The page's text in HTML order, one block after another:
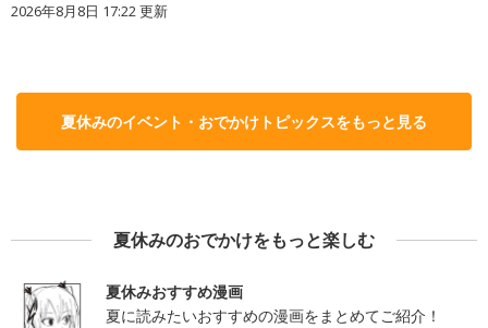
2026年8月8日 17:22更新
夏休みのイベント・おでかけトピックスをもっと見る
夏休みのおでかけをもっと楽しむ
夏休みおすすめ漫画
夏に読みたいおすすめの漫画をまとめてご紹介！